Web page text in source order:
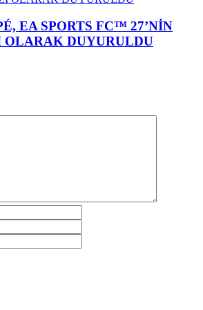
EA SPORTS FC™ 27’NİN
DUYURULDU